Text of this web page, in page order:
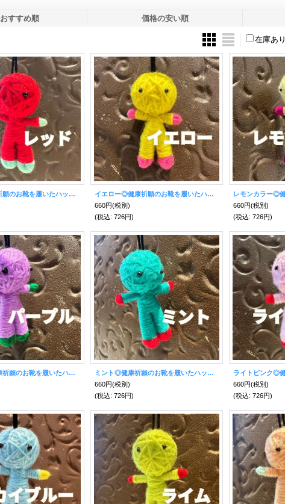
おすすめ順 価格の安い順
在庫あり
レッド◎健康祈願のお靴を履いたハッピードール（ブドゥー人形）◎厄を食べて幸運を招くお守り◎
イエロー◎健康祈願のお靴を履いたハッピードール（ブドゥー人形）◎厄を食べて幸運を招くお守り◎
660円(税別)
(税込: 726円)
660円(税別)
(税込: 726円)
パープル◎健康祈願のお靴を履いたハッピードール（ブドゥー人形）◎厄を食べて幸運を招くお守り◎
ミント◎健康祈願のお靴を履いたハッピードール（ブドゥー人形）◎厄を食べて幸運を招くお守り◎
660円(税別)
(税込: 726円)
660円(税別)
(税込: 726円)